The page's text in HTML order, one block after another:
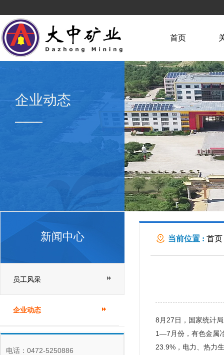
首页
企业动态
新闻中心
员工风采
企业动态
电话：0472-5250886
当前位置 : 首页
8月27日，国家统计
1—7月份，有色金属
23.9%，电力、热力